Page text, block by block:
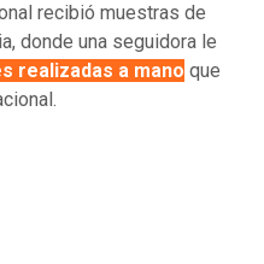
recibió muestras de
donde una seguidora le
realizadas a mano que